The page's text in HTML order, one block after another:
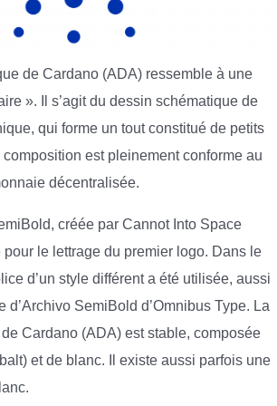
de Cardano (ADA) ressemble à une
». Il s’agit du dessin schématique de
qui forme un tout constitué de petits
est pleinement conforme au
décentralisée.
créée par Cannot Into Space
pour le lettrage du premier logo. Dans le
d’un style différent a été utilisée, aussi
d’Archivo SemiBold d’Omnibus Type. La
Cardano (ADA) est stable, composée
et de blanc. Il existe aussi parfois une